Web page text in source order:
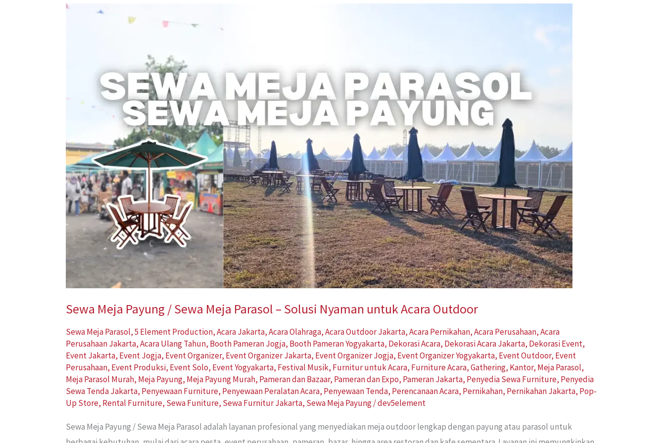
Sewa Meja Payung / Sewa Meja Parasol – Solusi Nyaman untuk Acara Outdoor
Sewa Meja Parasol,5 Element Production,Acara Jakarta,Acara Olahraga,Acara Outdoor Jakarta,Acara Pernikahan,Acara Perusahaan,Acara
Perusahaan Jakarta,Acara Ulang Tahun, Booth Pameran Jogja, Booth Pameran Yogyakarta, Dekorasi Acara, Dekorasi Acara Jakarta, Dekorasi Event,
Event Jakarta, Event Jogja, Event Organizer, Event Organizer Jakarta, Event Organizer Jogja, Event Organizer Yogyakarta, Event Outdoor, Event
Perusahaan, Event Produksi, Event Solo, Event Yogyakarta, Festival Musik, Furnitur untuk Acara, Furniture Acara,Gathering, Kantor, Meja Parasol,
Meja Parasol Murah, Meja Payung, Meja Payung Murah, Pameran dan Bazaar, Pameran dan Expo, Pameran Jakarta, Penyedia Sewa Furniture, Penyedia
Sewa Tenda Jakarta, Penyewaan Furniture, Penyewaan Peralatan Acara, Penyewaan Tenda, Perencanaan Acara, Pernikahan, Pernikahan Jakarta, Pop-
Up Store, Rental Furniture, Sewa Funiture, Sewa Furnitur Jakarta, Sewa Meja Payung/dev5element
Sewa Meja Payung / Sewa Meja Parasol adalah layanan profesional yang menyediakan meja outdoor lengkap dengan payung atau parasol untuk
Sewa
Parasol
Nyaman
untuk
Acara
Outdoor